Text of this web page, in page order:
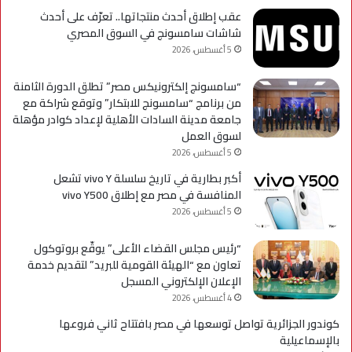
عقب إطلاق أحدث منتجاتها.. تعرّف على أحدث
شاشات سامسونج في السوق المصري
5 أغسطس، 2026
“سامسونج إلكترونيكس مصر” تطلق الدورة الثامنة
من برنامج “سامسونج للابتكار” وتوقع شراكة مع
جامعة مدينة السادات الأهلية لإعداد كوادر مؤهلة
لسوق العمل
5 أغسطس، 2026
أكبر بطارية في تاريخ سلسلة vivo Y تشعل
المنافسة في مصر مع إطلاق vivo Y500
5 أغسطس، 2026
“رئيس مجلس القضاء الأعلى” يوقّع بروتوكول
تعاون مع “الهيئة القومية للبريد” لتقديم خدمة
الإعلان الإلكتروني المسجل
4 أغسطس، 2026
كوندور الجزائرية تواصل توسعها في مصر بافتتاح ثاني فروعها
بالإسماعيلية